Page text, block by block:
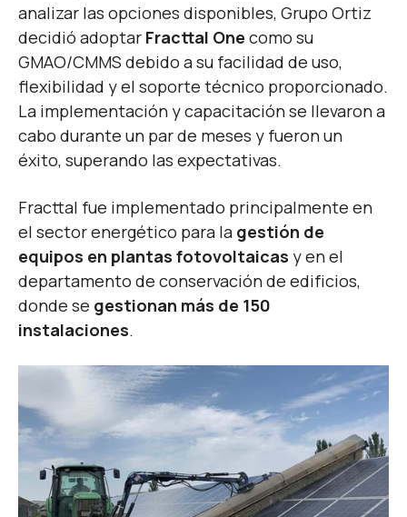
analizar las opciones disponibles, Grupo Ortiz
decidió adoptar Fracttal One como su
GMAO/CMMS debido a su facilidad de uso,
flexibilidad y el soporte técnico proporcionado.
La implementación y capacitación se llevaron a
cabo durante un par de meses y fueron un
éxito, superando las expectativas.
Fracttal fue implementado principalmente en
el sector energético para la gestión de
equipos en plantas fotovoltaicas y en el
departamento de conservación de edificios,
donde se gestionan más de 150
instalaciones.